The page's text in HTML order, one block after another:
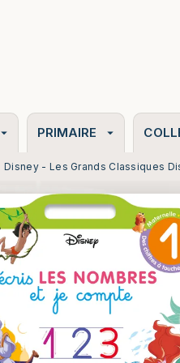
arrow_drop_down PRIMAIRE arrow_drop_down
Disney - Les Grands Classiques